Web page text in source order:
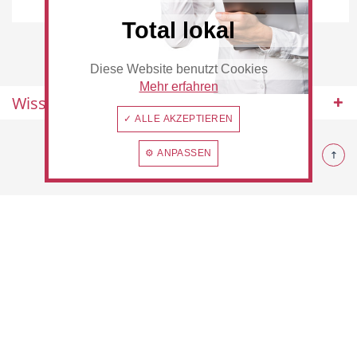
Beauty & Wellness Auto
Handwerk Sport & Freizeit
Rommerskirchen
Wissenswertes
© 2026 Rommerskirchen
Total lokal
Diese Website benutzt Cookies
Mehr erfahren
✓ ALLE AKZEPTIEREN
⚙ ANPASSEN